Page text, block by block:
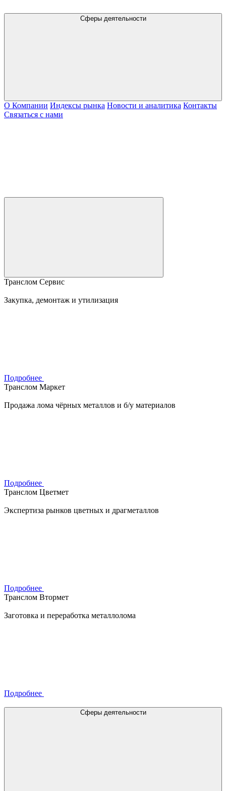
Сферы деятельности
О Компании Индексы рынка Новости и аналитика Контакты
Связаться с нами
Транслом Сервис
Закупка, демонтаж и утилизация
Подробнее
Транслом Маркет
Продажа лома чёрных металлов и б/у материалов
Подробнее
Транслом Цветмет
Экспертиза рынков цветных и драгметаллов
Подробнее
Транслом Втормет
Заготовка и переработка металлолома
Подробнее
Сферы деятельности